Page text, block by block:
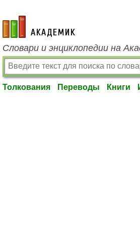
academic.ru
Словари и энциклопедии на
Толкования Переводы Книги